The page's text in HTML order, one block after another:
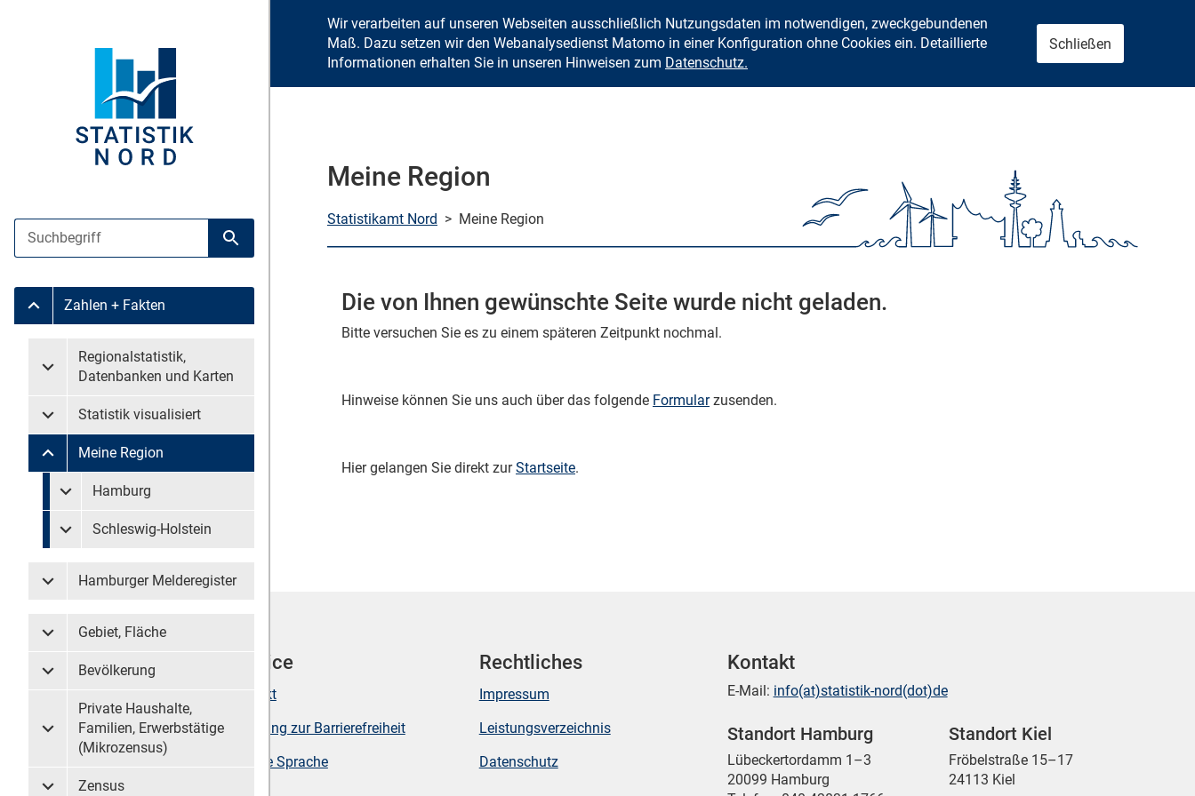
Zum Inhalt springen
Suche
Suche starten
Untermenü Zahlen + Fakten
Zahlen + Fakten
Untermenü überspringen
Untermenü Regionalstatistik, Datenbanken und Karten
Regionalstatistik,
Datenbanken und Karten
Untermenü Statistik visualisiert
Statistik visualisiert
Untermenü Meine Region
Meine Region
Untermenü überspringen
Untermenü Meine Region Hamburg
Hamburg
Untermenü Meine Region Schleswig-Holstein
Schleswig-Holstein
Untermenü Hamburger Melderegister
Hamburger Melderegister
Untermenü Gebiet, Fläche
Gebiet, Fläche
Untermenü Bevölkerung
Bevölkerung
Untermenü Private Haushalte, Familien, Erwerbstätige (Mikrozensus)
Private Haushalte,
Familien, Erwerbstätige
(Mikrozensus)
Zensus
Wir verarbeiten auf unseren Webseiten ausschließlich Nutzungsdaten im notwendigen, zweckgebundenen
Maß. Dazu setzen wir den Webanalysedienst Matomo in einer Konfiguration ohne Cookies ein. Detaillierte
Informationen erhalten Sie in unseren Hinweisen zum Datenschutz.
Schließen
Meine Region
Statistikamt Nord > Meine Region
Die von Ihnen gewünschte Seite wurde nicht geladen.
Bitte versuchen Sie es zu einem späteren Zeitpunkt nochmal.
Hinweise können Sie uns auch über das folgende Formularzusenden.
Hier gelangen Sie direkt zurStartseite.
Werkzeuge
Sitemap
Suche
Service
Kontakt
Erklärung zur Barrierefreiheit
Leichte Sprache
Rechtliches
Impressum
Leistungsverzeichnis
Datenschutz
Kontakt
E-Mail: info(at)statistik-nord(dot)de
Standort Hamburg
Lübeckertordamm 1–3
20099 Hamburg
Standort Kiel
Fröbelstraße 15–17
24113 Kiel